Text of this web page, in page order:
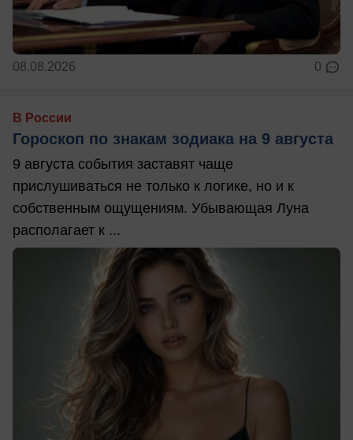
08.08.2026 0
В России
Гороскоп по знакам зодиака на 9 августа
9 августа события заставят чаще
прислушиваться не только к логике, но и к
собственным ощущениям. Убывающая Луна
располагает к ...